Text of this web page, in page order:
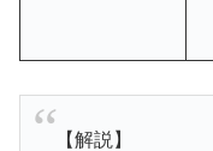
【解説】